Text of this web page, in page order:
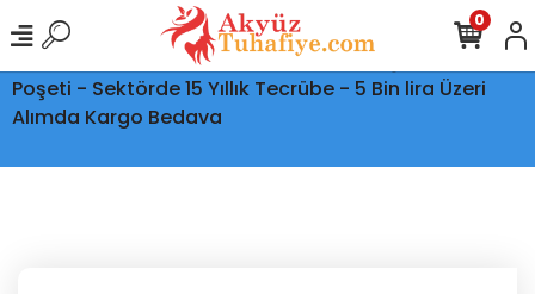
Ptt Kargo İle Tüm Türkiye'ye Teslimat - Şeffaf Kargo
Poşeti - Sektörde 15 Yıllık Tecrübe - 5 Bin lira Üzeri
Alımda Kargo Bedava
0